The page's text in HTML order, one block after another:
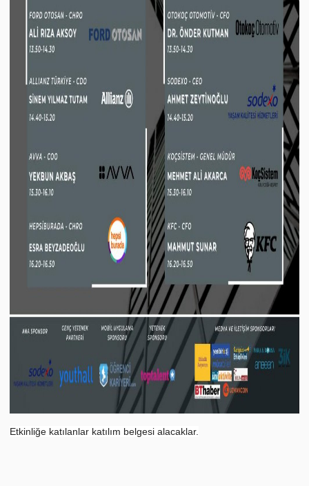
Etkinliğe katılanlar katılım belgesi alacaklar.